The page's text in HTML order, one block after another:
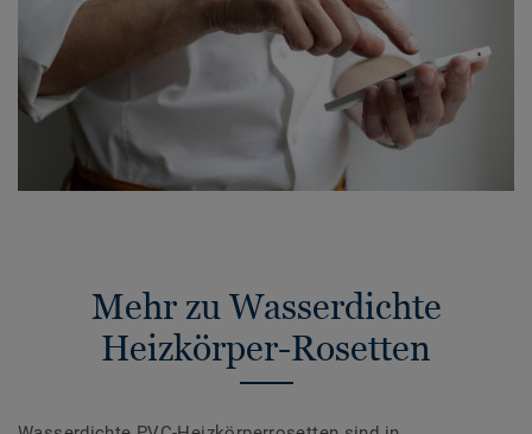
Mehr zu Wasserdichte
Heizkörper-Rosetten